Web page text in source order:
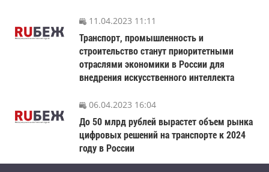
11.04.2023 11:11
Транспорт, промышленность и
строительство станут приоритетными
отраслями экономики в России для
внедрения искусственного интеллекта
06.04.2023 16:04
До 50 млрд рублей вырастет объем рынка
цифровых решений на транспорте к 2024
году в России